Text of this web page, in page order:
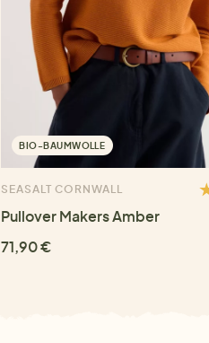
BIO-BAUMWOLLE
SEASALT CORNWALL
Pullover Makers Amber
71,90 €